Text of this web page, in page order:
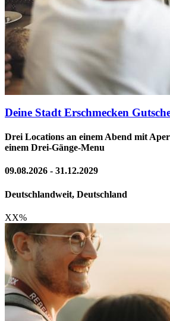
Deine Stadt Erschmecken
Drei Locations an einem Abend mit
einem Drei-Gänge-Menu
09.08.2026 - 31.12.2029
Deutschlandweit, Deutschland
XX%